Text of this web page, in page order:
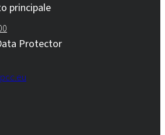
principale
Protector